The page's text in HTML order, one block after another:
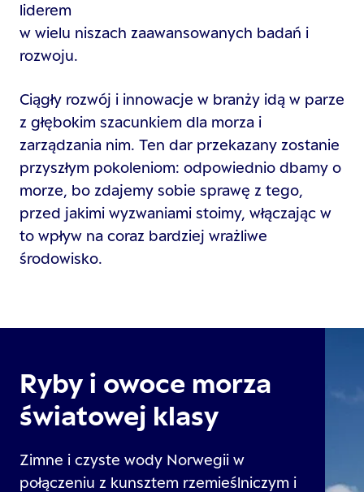
liderem
w wielu niszach zaawansowanych badań i
rozwoju.
Ciągły rozwój i innowacje w branży idą w parze
z głębokim szacunkiem dla morza i
zarządzania nim. Ten dar przekazany zostanie
przyszłym pokoleniom: odpowiednio dbamy o
morze, bo zdajemy sobie sprawę z tego,
przed jakimi wyzwaniami stoimy, włączając w
to wpływ na coraz bardziej wrażliwe
środowisko.
Ryby i owoce morza
światowej klasy
Zimne i czyste wody Norwegii w
połączeniu z kunsztem rzemieślniczym i